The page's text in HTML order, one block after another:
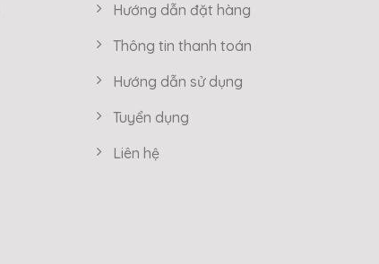
Hướng dẫn đặt hàng
Thông tin thanh toán
Hướng dẫn sử dụng
Tuyển dụng
Liên hệ